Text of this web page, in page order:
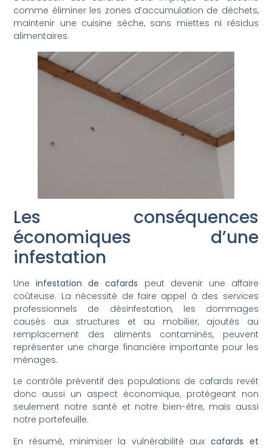
comme éliminer les zones d’accumulation de déchets,
maintenir une cuisine sèche, sans miettes ni résidus
alimentaires.
Les conséquences
économiques d’une
infestation
Uneinfestation de cafards peut devenir une affaire
coûteuse. La nécessité de faire appel à des services
professionnels de désinfestation, les dommages
causés aux structures et au mobilier, ajoutés au
remplacement des aliments contaminés, peuvent
représenter une charge financière importante pour les
ménages.
Le contrôle préventif des populations de cafards revêt
donc aussi un aspect économique, protégeant non
seulement notre santé et notre bien-être, mais aussi
notre portefeuille.
En résumé, minimiser la vulnérabilité auxcafards et